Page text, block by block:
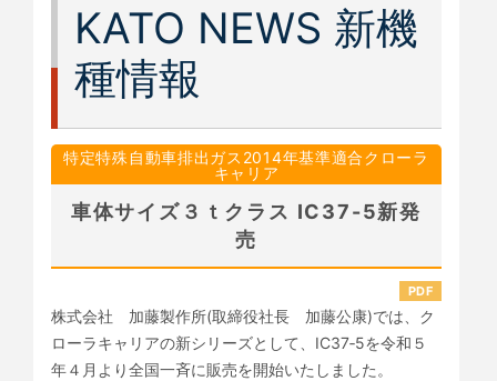
KATO NEWS 新機
種情報
特定特殊自動車排出ガス2014年基準適合クローラ
キャリア
車体サイズ３ｔクラス IC37-5新発
売
PDF
株式会社 加藤製作所(取締役社長 加藤公康)では、ク
ローラキャリアの新シリーズとして、IC37‐5を令和５
年４月より全国一斉に販売を開始いたしました。